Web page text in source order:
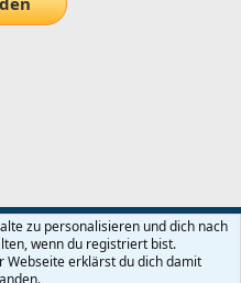
Hilfe und Impressum Start
zu personalisieren und dich nach
wenn du registriert bist.
Webseite erklärst du dich damit